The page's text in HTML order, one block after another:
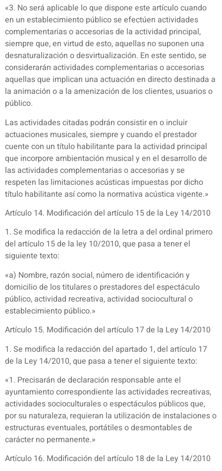
«3. No será aplicable lo que dispone este artículo cuando
en un establecimiento público se efectúen actividades
complementarias o accesorias de la actividad principal,
siempre que, en virtud de esto, aquellas no suponen una
desnaturalización o desvirtualización. En este sentido, se
considerarán actividades complementarias o accesorias
aquellas que implican una actuación en directo destinada a
la animación o a la amenización de los clientes, usuarios o
público.
Las actividades citadas podrán consistir en o incluir
actuaciones musicales, siempre y cuando el prestador
cuente con un título habilitante para la actividad principal
que incorpore ambientación musical y en el desarrollo de
las actividades complementarias o accesorias y se
respeten las limitaciones acústicas impuestas por dicho
título habilitante así como la normativa acústica vigente.»
Artículo 14. Modificación del artículo 15 de la Ley 14/2010
1. Se modifica la redacción de la letra a del ordinal primero
del artículo 15 de la ley 10/2010, que pasa a tener el
siguiente texto:
«a) Nombre, razón social, número de identificación y
domicilio de los titulares o prestadores del espectáculo
público, actividad recreativa, actividad sociocultural o
establecimiento público.»
Artículo 15. Modificación del artículo 17 de la Ley 14/2010
1. Se modifica la redacción del apartado 1, del artículo 17
de la Ley 14/2010, que pasa a tener el siguiente texto:
«1. Precisarán de declaración responsable ante el
ayuntamiento correspondiente las actividades recreativas,
actividades socioculturales o espectáculos públicos que,
por su naturaleza, requieran la utilización de instalaciones o
estructuras eventuales, portátiles o desmontables de
carácter no permanente.»
Artículo 16. Modificación del artículo 18 de la Ley 14/2010